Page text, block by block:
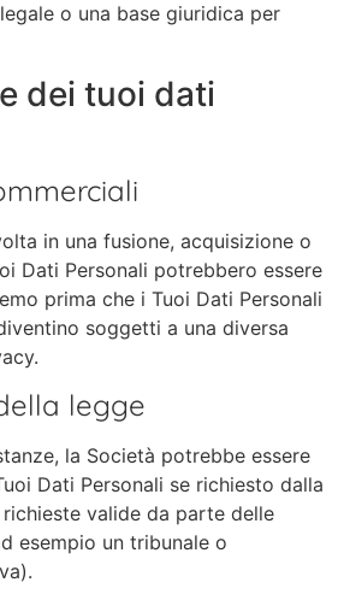
o una base giuridica per
dei tuoi dati
in una fusione, acquisizione o
Dati Personali potrebbero essere
prima che i Tuoi Dati Personali
soggetti a una diversa
legge
la Società potrebbe essere
Dati Personali se richiesto dalla
valide da parte delle
esempio un tribunale o